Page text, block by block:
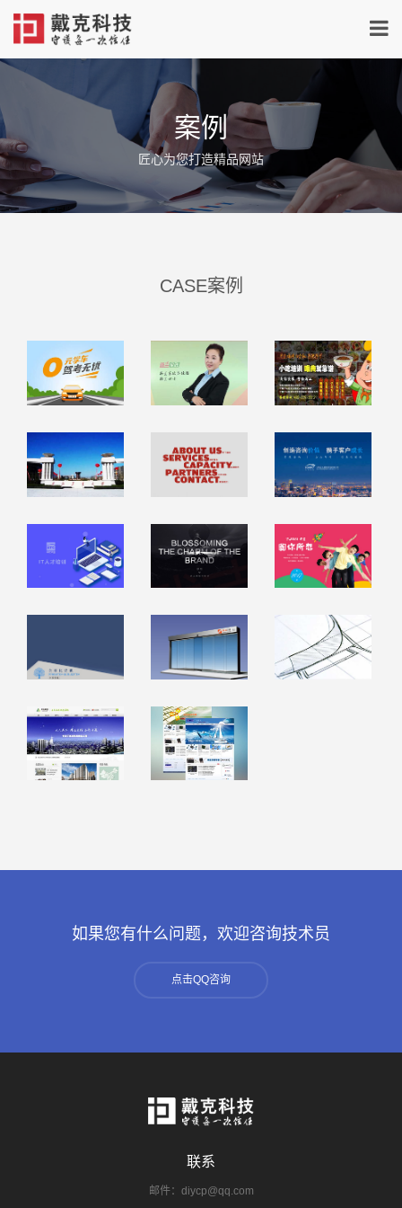
案例
匠心为您打造精品网站
CASE案例
如果您有什么问题，欢迎咨询技术员
点击QQ咨询
联系
邮件：diycp@qq.com